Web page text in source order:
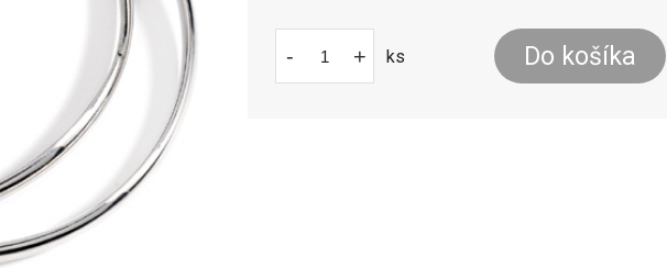
- + ks Do košíka